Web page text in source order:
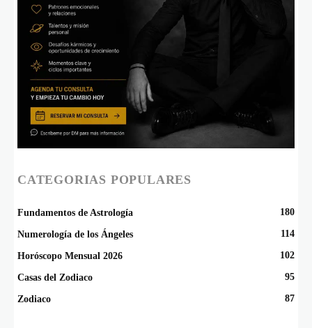
CATEGORIAS POPULARES
Fundamentos de Astrología 180
Numerología de los Ángeles 114
Horóscopo Mensual 2026 102
Casas del Zodiaco 95
Zodiaco 87